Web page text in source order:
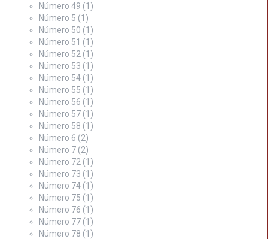
Número 49 (1)
Número 5 (1)
Número 50 (1)
Número 51 (1)
Número 52 (1)
Número 53 (1)
Número 54 (1)
Número 55 (1)
Número 56 (1)
Número 57 (1)
Número 58 (1)
Número 6 (2)
Número 7 (2)
Número 72 (1)
Número 73 (1)
Número 74 (1)
Número 75 (1)
Número 76 (1)
Número 77 (1)
Número 78 (1)